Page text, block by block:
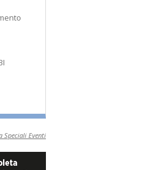
Speciali Eventi